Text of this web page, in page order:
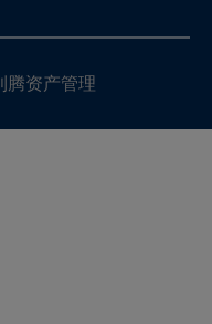
损害（无论是直接、
腾资产管理